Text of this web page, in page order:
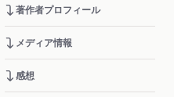
著作者プロフィール
メディア情報
感想